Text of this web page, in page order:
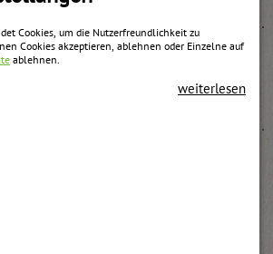
Cookies, um die Nutzerfreundlichkeit zu
Cookies akzeptieren, ablehnen oder Einzelne auf
ablehnen.
weiterlesen
Konfitüre backstabil UWE